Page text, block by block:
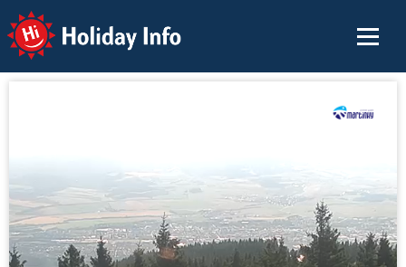
Holiday Info